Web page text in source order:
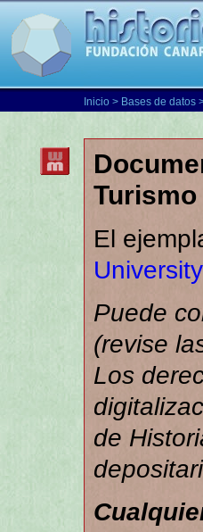
Inicio > Bases de datos
Turismo
El
Puede
(revise
Los
de